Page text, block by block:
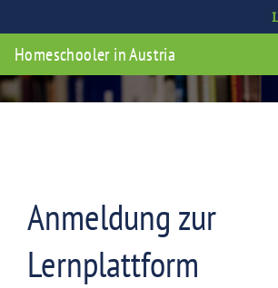
Homeschooler in Austria
Anmeldung zur
Lernplattform